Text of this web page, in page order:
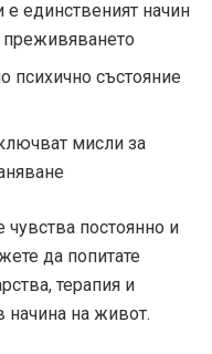
е единственият начин
преживяването
психично състояние
мисли за
постоянно и
да попитате
терапия и
начина на живот.